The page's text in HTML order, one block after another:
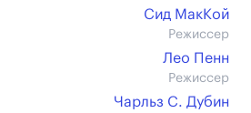
Сид МакКой
Режиссер
Лео Пенн
Режиссер
Чарльз С. Дубин